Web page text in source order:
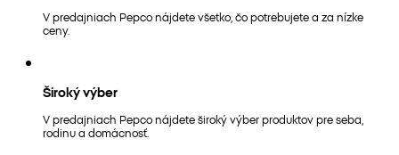
V predajniach Pepco nájdete všetko, čo potrebujete a za nízke
ceny.
Široký výber
V predajniach Pepco nájdete široký výber produktov pre seba,
rodinu a domácnosť.